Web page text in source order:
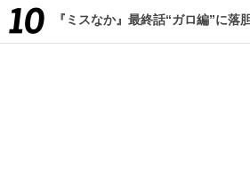
『ミスなか』最終話“ガロ編”に落